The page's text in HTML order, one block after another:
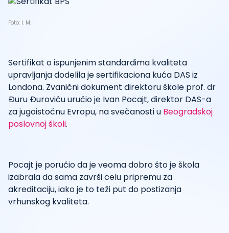
Foto: I. M.
Sertifikat o ispunjenim standardima kvaliteta
upravljanja dodelila je sertifikaciona kuća DAS iz
Londona. Zvanični dokument direktoru škole prof. dr
Đuru Đuroviću uručio je Ivan Pocajt, direktor DAS-a
za jugoistočnu Evropu, na svečanosti u Beogradskoj
poslovnoj školi.
Pocajt je poručio da je veoma dobro što je škola
izabrala da sama završi celu pripremu za
akreditaciju, iako je to teži put do postizanja
vrhunskog kvaliteta.